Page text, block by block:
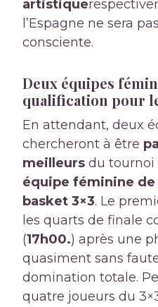
artistique
l’Espagne ne sera
consciente.
Deux équipes
qualification pour
En attendant, deux
chercheront à être
meilleurs du tournoi
équipe féminine
basket 3×3. Le
les quarts de finale
(17h00.) après une
quasiment sans
domination totale.
quatre joueurs du